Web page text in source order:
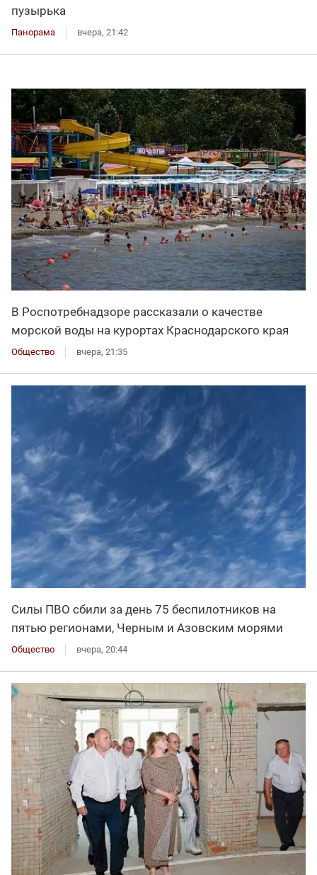
пузырька
Панорама вчера, 21:42
В Роспотребнадзоре рассказали о качестве
морской воды на курортах Краснодарского края
Общество вчера, 21:35
Силы ПВО сбили за день 75 беспилотников на
пятью регионами, Черным и Азовским морями
Общество вчера, 20:44